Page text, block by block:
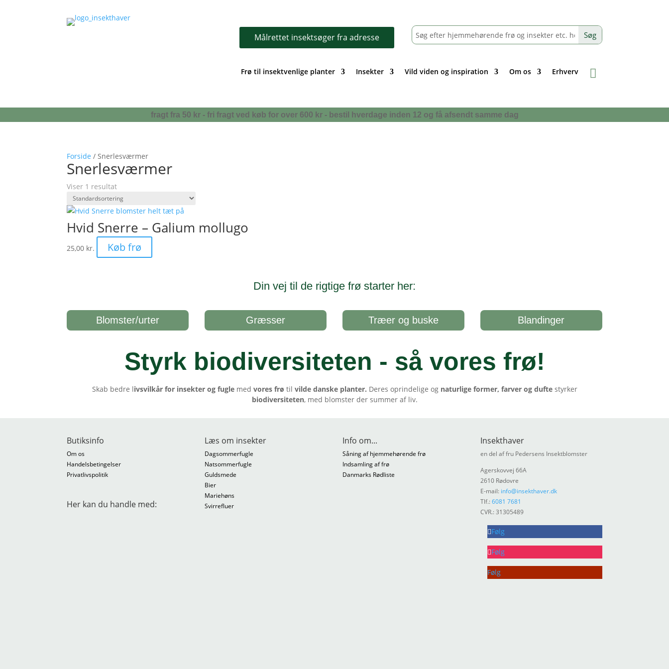
Målrettet insektsøger fra adresse
Frø til insektvenlige planter Insekter Vild viden og inspiration Om os Erhverv
fragt fra 50 kr - fri fragt ved køb for over 600 kr - bestil hverdage inden 12 og få afsendt samme dag
Forside / Snerlesværmer
Snerlesværmer
Viser 1 resultat
Hvid Snerre – Galium mollugo
25,00 kr. Køb frø
Din vej til de rigtige frø starter her:
Blomster/urter Græsser Træer og buske Blandinger
Styrk biodiversiteten - så vores frø!
Skab bedre livsvilkår for insekter og fuglemed vores frø til vilde danske planter. Deres oprindelige og naturlige former, farver og duftestyrker
biodiversiteten, med blomster der summer af liv.
Butiksinfo
Om os
Handelsbetingelser
Privatlivspolitik
Her kan du handle med:
Læs om insekter
Dagsommerfugle
Natsommerfugle
Guldsmede
Bier
Mariehøns
Svirrefluer
Info om...
Såning af hjemmehørende frø
Indsamling af frø
Danmarks Rødliste
Insekthaver
en del af fru Pedersens Insektblomster
Agerskovvej 66A
2610 Rødovre
E-mail: info@insekthaver.dk
Tlf.:6081 7681
CVR.: 31305489
Følg
Følg
Følg